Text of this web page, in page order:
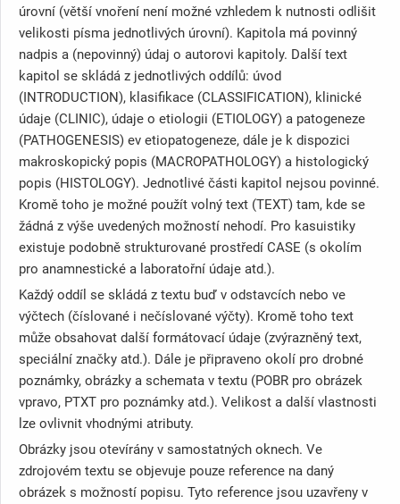
úrovní (větší vnoření není možné vzhledem k nutnosti odlišit
velikosti písma jednotlivých úrovní). Kapitola má povinný
nadpis a (nepovinný) údaj o autorovi kapitoly. Další text
kapitol se skládá z jednotlivých oddílů: úvod
(INTRODUCTION), klasifikace (CLASSIFICATION), klinické
údaje (CLINIC), údaje o etiologii (ETIOLOGY) a patogeneze
(PATHOGENESIS) ev etiopatogeneze, dále je k dispozici
makroskopický popis (MACROPATHOLOGY) a histologický
popis (HISTOLOGY). Jednotlivé části kapitol nejsou povinné.
Kromě toho je možné použít volný text (TEXT) tam, kde se
žádná z výše uvedených možností nehodí. Pro kasuistiky
existuje podobně strukturované prostředí CASE (s okolím
pro anamnestické a laboratořní údaje atd.).
Každý oddíl se skládá z textu buď v odstavcích nebo ve
výčtech (číslované i nečíslované výčty). Kromě toho text
může obsahovat další formátovací údaje (zvýrazněný text,
speciální značky atd.). Dále je připraveno okolí pro drobné
poznámky, obrázky a schemata v textu (POBR pro obrázek
vpravo, PTXT pro poznámky atd.). Velikost a další vlastnosti
lze ovlivnit vhodnými atributy.
Obrázky jsou otevírány v samostatných oknech. Ve
zdrojovém textu se objevuje pouze reference na daný
obrázek s možností popisu. Tyto reference jsou uzavřeny v